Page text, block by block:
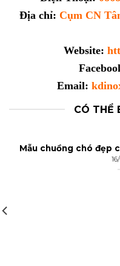
Địa chỉ: Cụm CN
Website:
Email:
CÓ THỂ
Mẫu chuồng chó đẹp